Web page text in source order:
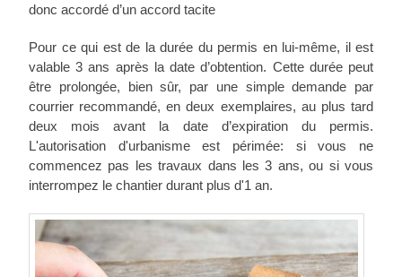
donc accordé d’un accord tacite
Pour ce qui est de la durée du permis en lui-même, il est
valable 3 ans après la date d’obtention. Cette durée peut
être prolongée, bien sûr, par une simple demande par
courrier recommandé, en deux exemplaires, au plus tard
deux mois avant la date d’expiration du permis.
L'autorisation d'urbanisme est périmée: si vous ne
commencez pas les travaux dans les 3 ans, ou si vous
interrompez le chantier durant plus d'1 an.